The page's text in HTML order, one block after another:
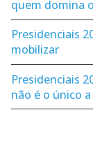
quem domina
Presidenciais
mobilizar
Presidenciais
não é o único